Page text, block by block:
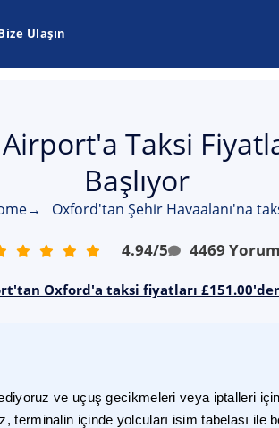
Ulaşın
Taksi
Başlıyor
→ Oxford'tan Şehir Havaalanı'na
4.94/5 4469 Yorum
Oxford'a taksi fiyatları
ve uçuş gecikmeleri veya iptalleri
terminalin içinde yolcuları isim tabelası ile